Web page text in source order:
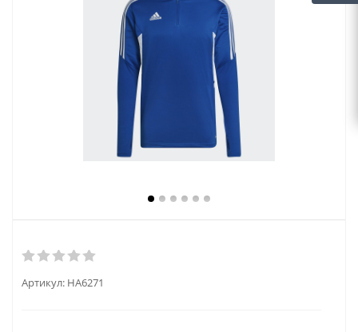
Артикул: HA6271